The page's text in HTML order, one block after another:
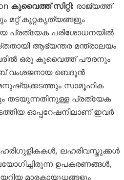
കുവൈത്ത് സിറ്റി: രാജ്യത്ത്
മറ്റ് കുറ്റകൃത്യങ്ങളും
പ്രത്യേക പരിശോധനയിൽ
ആഭ്യന്തര മന്ത്രാലയം
ഒരു കുവൈത്ത് പൗരനും
വംശജനായ ബെദൂൻ
സാമൂഹിക
തടയുന്നതിനുള്ള പ്രത്യേക
ഓപ്പറേഷനിലാണ് ഇവർ
ലഹരിവസ്തുക്കൾ
ഉപകരണങ്ങൾ,
മാരകായുധങ്ങളും